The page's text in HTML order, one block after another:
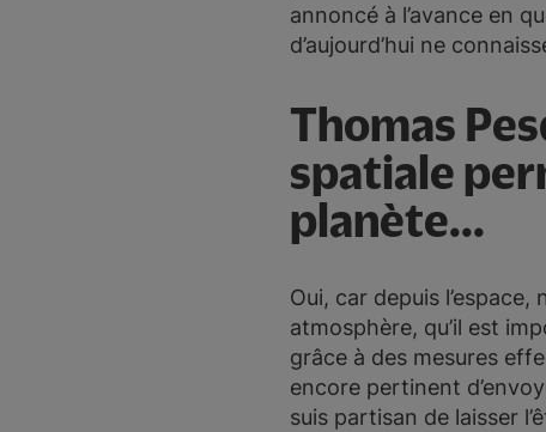
annoncé à l’avance en
d’aujourd’hui ne
Thomas
spatiale
planète...
Oui, car depuis
atmosphère, qu’il est
grâce à des mesures
encore pertinent
suis partisan de laisser